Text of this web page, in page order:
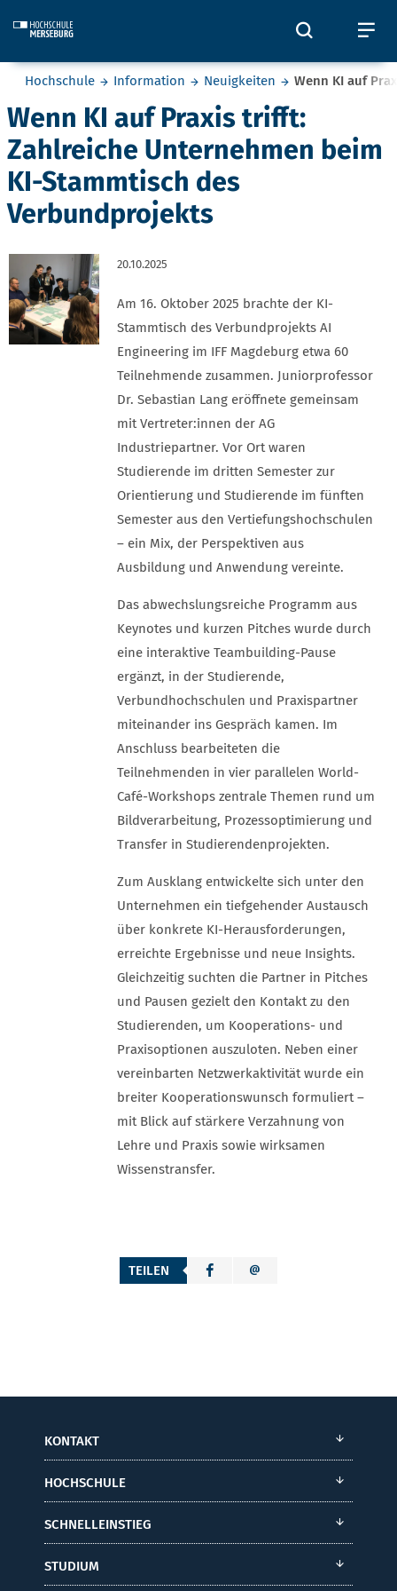
Öffnet
Sie befinden sich hier:
Hochschule Information Neuigkeiten Wenn KI auf
Wenn KI auf Praxis trifft:
Zahlreiche Unternehmen beim
KI-Stammtisch des
Verbundprojekts
20.10.2025
Am 16. Oktober 2025 brachte der KI-
Stammtisch des Verbundprojekts AI
Engineering im IFF Magdeburg etwa 60
Teilnehmende zusammen. Juniorprofessor
Dr. Sebastian Lang eröffnete gemeinsam
mit Vertreter:innen der AG
Industriepartner. Vor Ort waren
Studierende im dritten Semester zur
Orientierung und Studierende im fünften
Semester aus den Vertiefungshochschulen
– ein Mix, der Perspektiven aus
Ausbildung und Anwendung vereinte.
Das abwechslungsreiche Programm aus
Keynotes und kurzen Pitches wurde durch
eine interaktive Teambuilding-Pause
ergänzt, in der Studierende,
Verbundhochschulen und Praxispartner
miteinander ins Gespräch kamen. Im
Anschluss bearbeiteten die
Teilnehmenden in vier parallelen World-
Café-Workshops zentrale Themen rund um
Bildverarbeitung, Prozessoptimierung und
Transfer in Studierendenprojekten.
Zum Ausklang entwickelte sich unter den
Unternehmen ein tiefgehender Austausch
über konkrete KI-Herausforderungen,
erreichte Ergebnisse und neue Insights.
Gleichzeitig suchten die Partner in Pitches
und Pausen gezielt den Kontakt zu den
Studierenden, um Kooperations- und
Praxisoptionen auszuloten. Neben einer
vereinbarten Netzwerkaktivität wurde ein
breiter Kooperationswunsch formuliert –
mit Blick auf stärkere Verzahnung von
Lehre und Praxis sowie wirksamen
Wissenstransfer.
TEILEN
KONTAKT
HOCHSCHULE
SCHNELLEINSTIEG
STUDIUM